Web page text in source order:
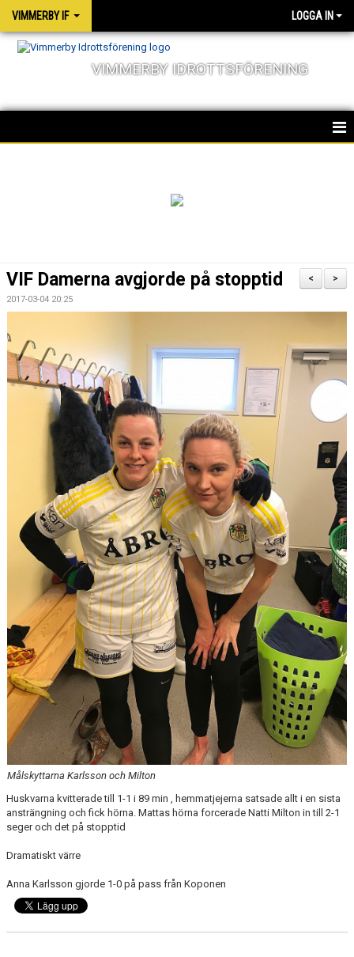
VIMMERBY IF LOGGA IN
VIMMERBY IDROTTSFÖRENING
OM FÖRENINGEN
BARN & UNGDOMSVERKSAMHET
STÖTTA VIF
KONTAKT / BOKNING
>
<
VIF Damerna avgjorde på stopptid
2017-03-04 20:25
Målskyttarna Karlsson och Milton
Huskvarna kvitterade till 1-1 i 89 min , hemmatjejerna satsade allt i en sista
ansträngning och fick hörna. Mattas hörna forcerade Natti Milton in till 2-1
seger och det på stopptid
Dramatiskt värre
Anna Karlsson gjorde 1-0 på pass från Koponen